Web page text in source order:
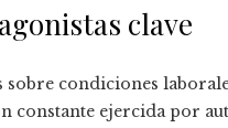
clave
sobre condiciones
constante ejercida por